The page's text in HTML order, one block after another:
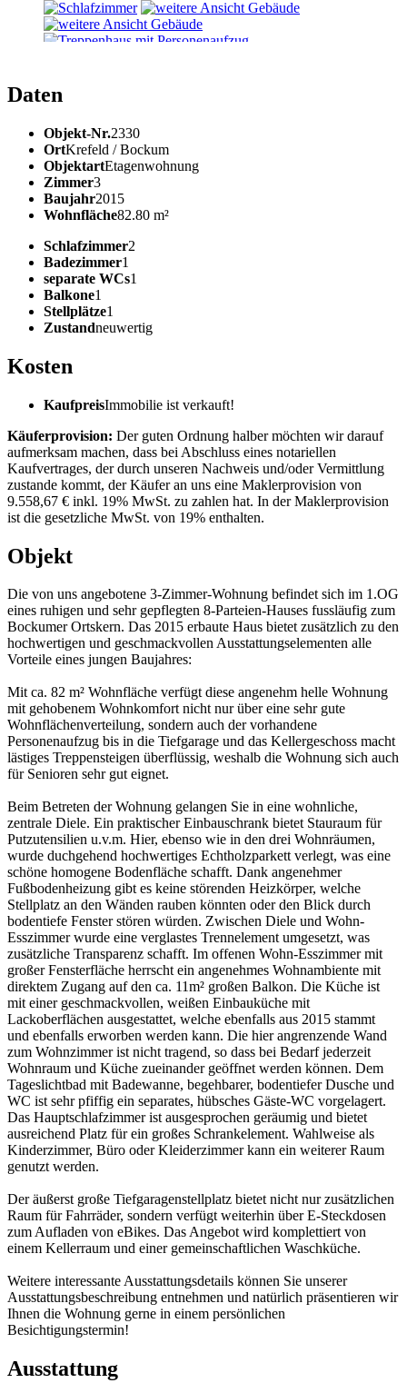
Daten
Objekt-Nr.2330
OrtKrefeld / Bockum
ObjektartEtagenwohnung
Zimmer3
Baujahr2015
Wohnfläche82.80 m²
Schlafzimmer2
Badezimmer1
separate WCs1
Balkone1
Stellplätze1
Zustandneuwertig
Kosten
KaufpreisImmobilie ist verkauft!
Käuferprovision: Der guten Ordnung halber möchten wir darauf
aufmerksam machen, dass bei Abschluss eines notariellen
Kaufvertrages, der durch unseren Nachweis und/oder Vermittlung
zustande kommt, der Käufer an uns eine Maklerprovision von
9.558,67 € inkl. 19% MwSt. zu zahlen hat. In der Maklerprovision
ist die gesetzliche MwSt. von 19% enthalten.
Objekt
Die von uns angebotene 3-Zimmer-Wohnung befindet sich im 1.OG
eines ruhigen und sehr gepflegten 8-Parteien-Hauses fussläufig zum
Bockumer Ortskern. Das 2015 erbaute Haus bietet zusätzlich zu den
hochwertigen und geschmackvollen Ausstattungselementen alle
Vorteile eines jungen Baujahres:
Mit ca. 82 m² Wohnfläche verfügt diese angenehm helle Wohnung
mit gehobenem Wohnkomfort nicht nur über eine sehr gute
Wohnflächenverteilung, sondern auch der vorhandene
Personenaufzug bis in die Tiefgarage und das Kellergeschoss macht
lästiges Treppensteigen überflüssig, weshalb die Wohnung sich auch
für Senioren sehr gut eignet.
Beim Betreten der Wohnung gelangen Sie in eine wohnliche,
zentrale Diele. Ein praktischer Einbauschrank bietet Stauraum für
Putzutensilien u.v.m. Hier, ebenso wie in den drei Wohnräumen,
wurde duchgehend hochwertiges Echtholzparkett verlegt, was eine
schöne homogene Bodenfläche schafft. Dank angenehmer
Fußbodenheizung gibt es keine störenden Heizkörper, welche
Stellplatz an den Wänden rauben könnten oder den Blick durch
bodentiefe Fenster stören würden. Zwischen Diele und Wohn-
Esszimmer wurde eine verglastes Trennelement umgesetzt, was
zusätzliche Transparenz schafft. Im offenen Wohn-Esszimmer mit
großer Fensterfläche herrscht ein angenehmes Wohnambiente mit
direktem Zugang auf den ca. 11m² großen Balkon. Die Küche ist
mit einer geschmackvollen, weißen Einbauküche mit
Lackoberflächen ausgestattet, welche ebenfalls aus 2015 stammt
und ebenfalls erworben werden kann. Die hier angrenzende Wand
zum Wohnzimmer ist nicht tragend, so dass bei Bedarf jederzeit
Wohnraum und Küche zueinander geöffnet werden können. Dem
Tageslichtbad mit Badewanne, begehbarer, bodentiefer Dusche und
WC ist sehr pfiffig ein separates, hübsches Gäste-WC vorgelagert.
Das Hauptschlafzimmer ist ausgesprochen geräumig und bietet
ausreichend Platz für ein großes Schrankelement. Wahlweise als
Kinderzimmer, Büro oder Kleiderzimmer kann ein weiterer Raum
genutzt werden.
Der äußerst große Tiefgaragenstellplatz bietet nicht nur zusätzlichen
Raum für Fahrräder, sondern verfügt weiterhin über E-Steckdosen
zum Aufladen von eBikes. Das Angebot wird komplettiert von
einem Kellerraum und einer gemeinschaftlichen Waschküche.
Weitere interessante Ausstattungsdetails können Sie unserer
Ausstattungsbeschreibung entnehmen und natürlich präsentieren wir
Ihnen die Wohnung gerne in einem persönlichen
Besichtigungstermin!
Ausstattung